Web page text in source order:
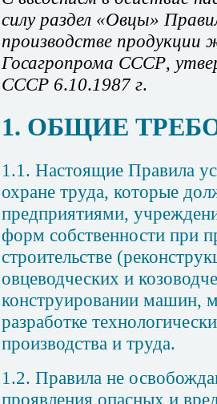
силу раздел «Овцы»
производстве продукции
Госагропрома СССР,
СССР 6.10.1987 г.
1. ОБЩИЕ
1.1. Настоящие Правила
охране труда, которые
предприятиями,
форм собственности при
строительстве
овцеводческих и
конструировании машин,
разработке
производства и труда.
1.2. Правила не
проявления опасных и